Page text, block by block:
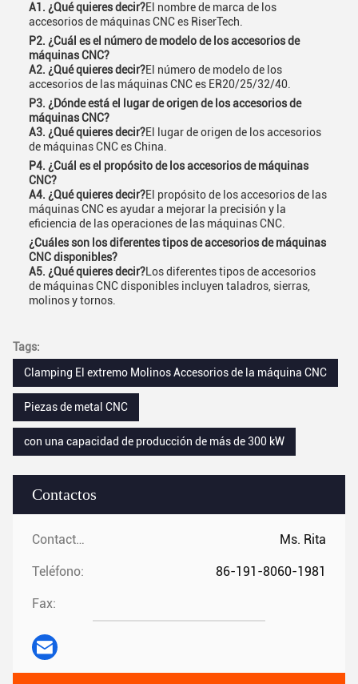
Contactos
Contactos: Ms. Rita
Teléfono: 86-191-8060-1981
Fax:
A1. ¿Qué quieres decir?El nombre de marca de los
accesorios de máquinas CNC es RiserTech.
P2. ¿Cuál es el número de modelo de los accesorios de
máquinas CNC?
A2. ¿Qué quieres decir?El número de modelo de los
accesorios de las máquinas CNC es ER20/25/32/40.
P3. ¿Dónde está el lugar de origen de los accesorios de
máquinas CNC?
A3. ¿Qué quieres decir?El lugar de origen de los accesorios
de máquinas CNC es China.
P4. ¿Cuál es el propósito de los accesorios de máquinas
CNC?
A4. ¿Qué quieres decir?El propósito de los accesorios de las
máquinas CNC es ayudar a mejorar la precisión y la
eficiencia de las operaciones de las máquinas CNC.
¿Cuáles son los diferentes tipos de accesorios de máquinas
CNC disponibles?
A5. ¿Qué quieres decir? Los diferentes tipos de accesorios
de máquinas CNC disponibles incluyen taladros, sierras,
molinos y tornos.
Tags:
Clamping El extremo Molinos Accesorios de la máquina CNC
Piezas de metal CNC
con una capacidad de producción de más de 300 kW